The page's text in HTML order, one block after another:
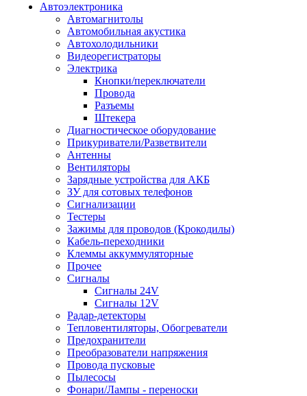
Автоэлектроника
Автомагнитолы
Автомобильная акустика
Автохолодильники
Видеорегистраторы
Электрика
Кнопки/переключатели
Провода
Разъемы
Штекера
Диагностическое оборудование
Прикуриватели/Разветвители
Антенны
Вентиляторы
Зарядные устройства для АКБ
ЗУ для сотовых телефонов
Сигнализации
Тестеры
Зажимы для проводов (Крокодилы)
Кабель-переходники
Клеммы аккуммуляторные
Прочее
Сигналы
Сигналы 24V
Сигналы 12V
Радар-детекторы
Тепловентиляторы, Обогреватели
Предохранители
Преобразователи напряжения
Провода пусковые
Пылесосы
Фонари/Лампы - переноски